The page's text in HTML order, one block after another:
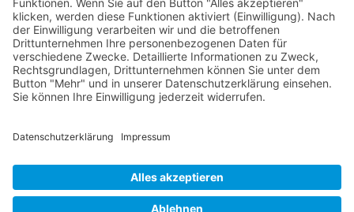
Impressum
Datenschutzerklärung
B-17 Fan Store
Links
Fortress? Ich könnte Ihnen helfen, die Informationen
zu finden, die Sie suchen? Ich würde mich sehr